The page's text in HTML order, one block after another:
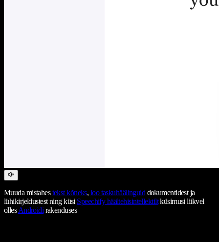
Muuda mistahestekst kõneks, loo taskuhäälinguiddokumentidest ja
lühikirjeldustest ning küsi Speechify häältehisintellektiltküsimusi liikvel
ollesAndroidirakenduses